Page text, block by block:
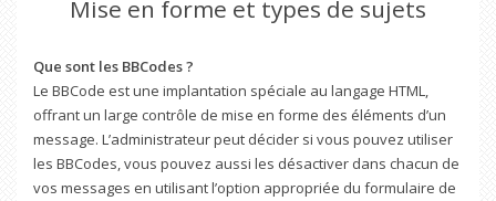
Mise en forme et types de sujets
Que sont les BBCodes ?
Le BBCode est une implantation spéciale au langage HTML,
offrant un large contrôle de mise en forme des éléments d’un
message. L’administrateur peut décider si vous pouvez utiliser
les BBCodes, vous pouvez aussi les désactiver dans chacun de
vos messages en utilisant l’option appropriée du formulaire de